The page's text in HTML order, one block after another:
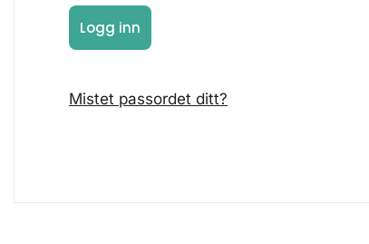
Logg inn
Mistet passordet ditt?